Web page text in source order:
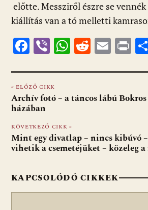
előtte. Messziről észre se
kiállítás van a tó melletti
F
e
b
o
o
k
Vi
er
W
at
s
p
p
R
d
di
E
ai
l
Pr
t
« ELŐZŐ CIKK
Archív fotó – a táncos lábú
házában
KÖVETKEZŐ CIKK »
Mint egy divatlap – nincs kibúvó
vihetik a csemetéjüket – közeleg a
KAPCSOLÓDÓ CIKKEK